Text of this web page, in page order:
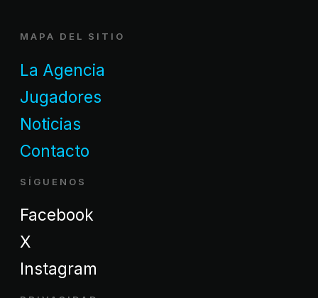
MAPA DEL SITIO
La Agencia
Jugadores
Noticias
Contacto
SÍGUENOS
Facebook
X
Instagram